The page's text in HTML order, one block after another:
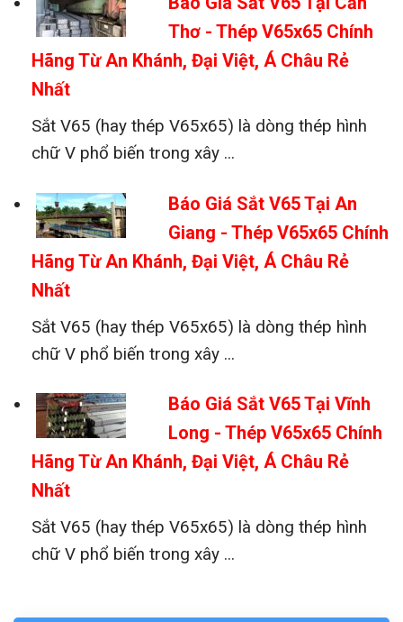
Thơ - Thép V65x65 Chính
Hãng Từ An Khánh, Đại Việt, Á Châu Rẻ
Nhất
Sắt V65 (hay thép V65x65) là dòng thép hình
chữ V phổ biến trong xây ...
Báo Giá Sắt V65 Tại An
Giang - Thép V65x65 Chính
Hãng Từ An Khánh, Đại Việt, Á Châu Rẻ
Nhất
Sắt V65 (hay thép V65x65) là dòng thép hình
chữ V phổ biến trong xây ...
Báo Giá Sắt V65 Tại Vĩnh
Long - Thép V65x65 Chính
Hãng Từ An Khánh, Đại Việt, Á Châu Rẻ
Nhất
Sắt V65 (hay thép V65x65) là dòng thép hình
chữ V phổ biến trong xây ...